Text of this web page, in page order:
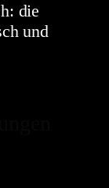
die
und